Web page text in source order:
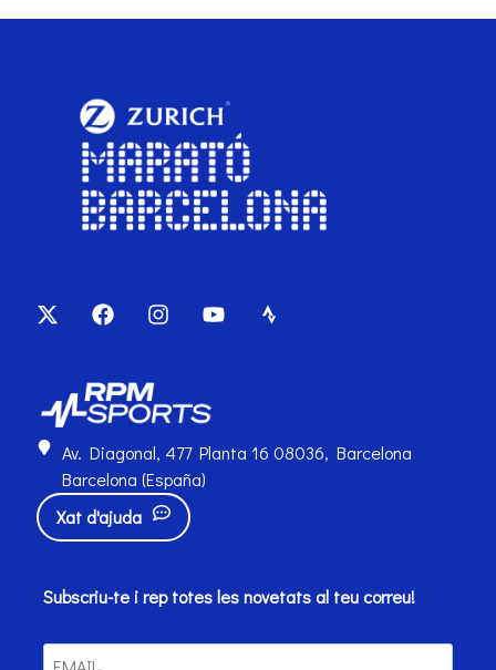
Subscriu-te i rep totes les novetats al teu correu!
Av. Diagonal, 477 Planta 16 08036, Barcelona
Barcelona (España)
Xat d'ajuda